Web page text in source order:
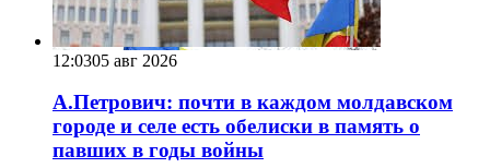
12:0305 авг 2026
А.Петрович: почти в каждом молдавском
городе и селе есть обелиски в память о
павших в годы войны